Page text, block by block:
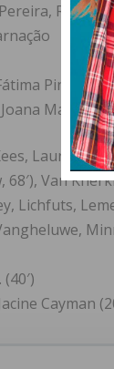
Rute
Pinto (89′)
Marchão
Laura De
Van
Lichfuts,
Cayman